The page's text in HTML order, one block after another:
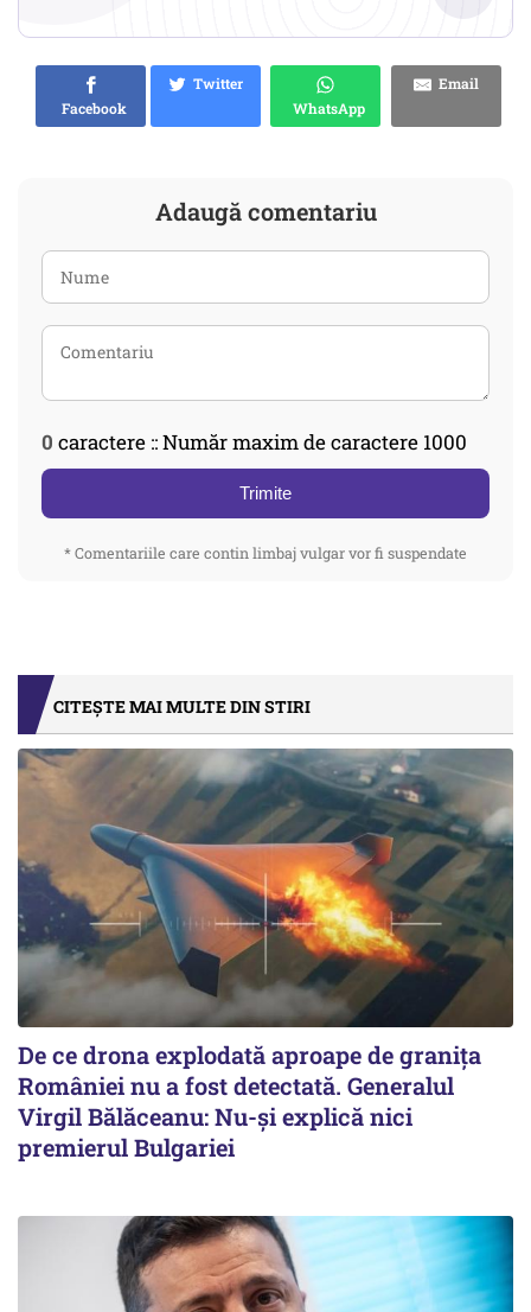
Facebook
Twitter
WhatsApp
Email
Adaugă comentariu
0 caractere :: Număr maxim de caractere 1000
Trimite
* Comentariile care contin limbaj vulgar vor fi suspendate
CITEȘTE MAI MULTE DIN STIRI
De ce drona explodată aproape de granița
României nu a fost detectată. Generalul
Virgil Bălăceanu: Nu-și explică nici
premierul Bulgariei